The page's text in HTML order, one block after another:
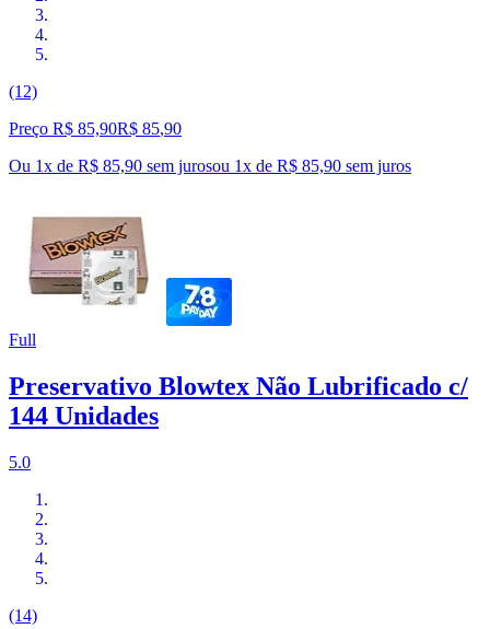
(12)
Preço R$ 85,90R$ 85,90
Ou 1x de R$ 85,90 sem jurosou 1x de R$ 85,90 sem juros
Full
Preservativo Blowtex Não Lubrificado c/
144 Unidades
5.0
(14)